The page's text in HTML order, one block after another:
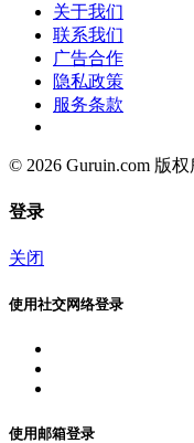
关于我们
联系我们
广告合作
隐私政策
服务条款
© 2026 Guruin.com 版
登录
关闭
使用社交网络登录
使用邮箱登录